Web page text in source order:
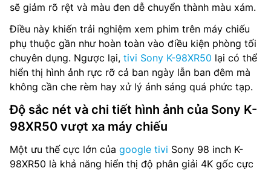
sẽ giảm rõ rệt và màu đen dễ chuyển thành màu xám.
Điều này khiến trải nghiệm xem phim trên máy chiếu
phụ thuộc gần như hoàn toàn vào điều kiện phòng tối
chuyên dụng. Ngược lại, tivi Sony K-98XR50 lại có thể
hiển thị hình ảnh rực rỡ cả ban ngày lẫn ban đêm mà
không cần che rèm hay xử lý ánh sáng quá phức tạp.
Độ sắc nét và chi tiết hình ảnh của Sony K-
98XR50 vượt xa máy chiếu
Một ưu thế cực lớn của google tivi Sony 98 inch K-
98XR50 là khả năng hiển thị độ phân giải 4K gốc cực